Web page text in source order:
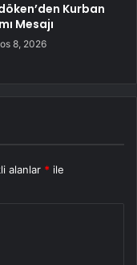
Kurban
Mesajı
8, 2026
alanlar * ile